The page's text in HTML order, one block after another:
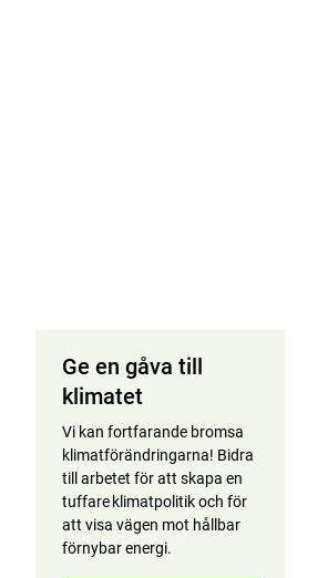
Ge en gåva till
klimatet
Vi kan fortfarande bromsa
klimatförändringarna! Bidra
till arbetet för att skapa en
tuffare klimatpolitik och för
att visa vägen mot hållbar
förnybar energi.